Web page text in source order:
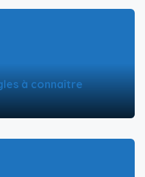
à connaître